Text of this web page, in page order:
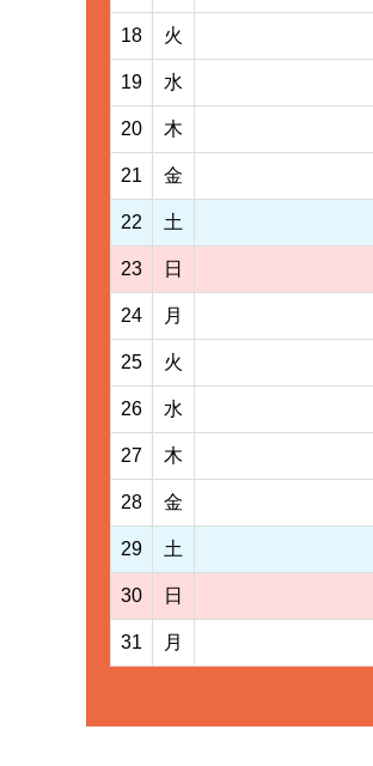
18 火
19 水
20 木
21 金
22 土
23 日
24 月
25 火
26 水
27 木
28 金
29 土
30 日
31 月